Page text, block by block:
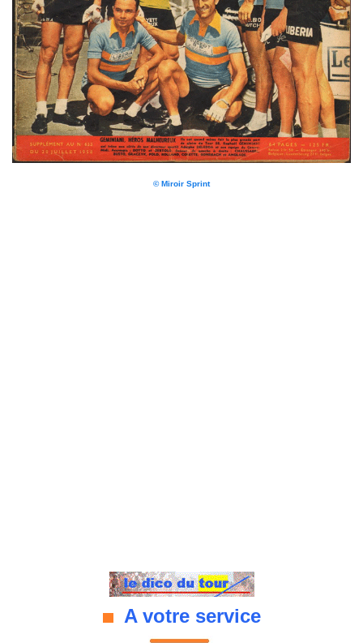
© Miroir Sprint
A votre service